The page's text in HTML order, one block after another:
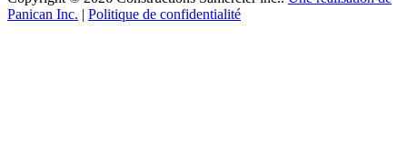
Panican Inc. | Politique de confidentialité